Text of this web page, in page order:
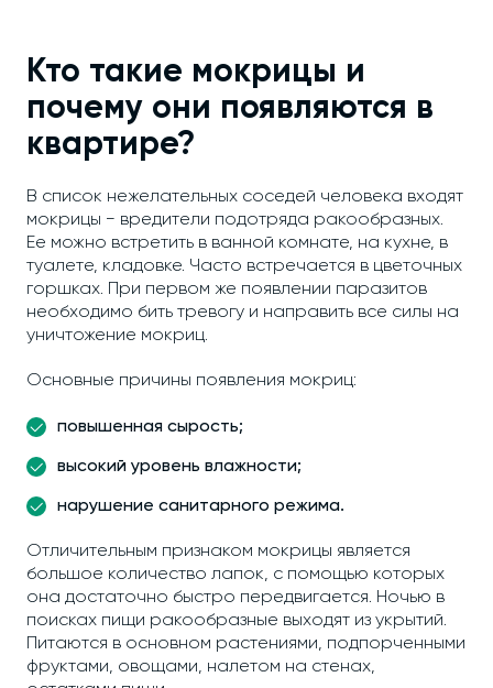
Кто такие мокрицы и
почему они появляются в
квартире?
В список нежелательных соседей человека входят
мокрицы − вредители подотряда ракообразных.
Ее можно встретить в ванной комнате, на кухне, в
туалете, кладовке. Часто встречается в цветочных
горшках. При первом же появлении паразитов
необходимо бить тревогу и направить все силы на
уничтожение мокриц.
Основные причины появления мокриц:
повышенная сырость;
высокий уровень влажности;
нарушение санитарного режима.
Отличительным признаком мокрицы является
большое количество лапок, с помощью которых
она достаточно быстро передвигается. Ночью в
поисках пищи ракообразные выходят из укрытий.
Питаются в основном растениями, подпорченными
фруктами, овощами, налетом на стенах,